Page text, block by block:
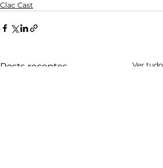
Clac Cast
Posts recentes Ver tudo